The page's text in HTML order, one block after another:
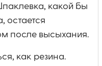
какой бы
остается
после высыхания.
как резина.